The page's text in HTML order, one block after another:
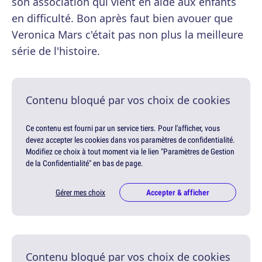
en difficulté. Bon après faut bien avouer que
Veronica Mars c'était pas non plus la meilleure
série de l'histoire.
Contenu bloqué par vos choix de cookies
Ce contenu est fourni par un service tiers. Pour l'afficher, vous
devez accepter les cookies dans vos paramètres de confidentialité.
Modifiez ce choix à tout moment via le lien "Paramètres de Gestion
de la Confidentialité" en bas de page.
Gérer mes choix Accepter & afficher
Contenu bloqué par vos choix de cookies